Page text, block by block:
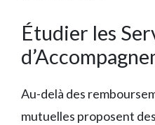
Étudier les
Au-delà des
mutuelles proposent